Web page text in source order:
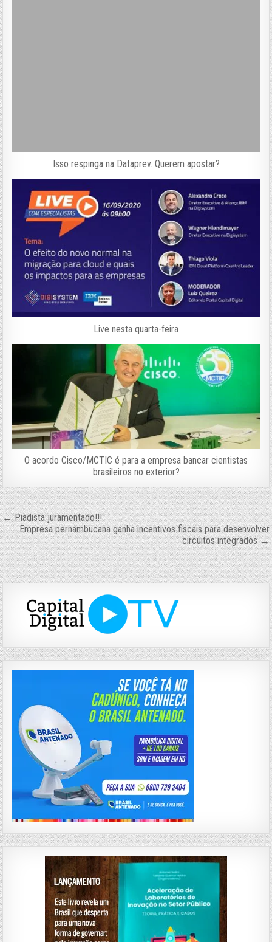
Isso respinga na Dataprev. Querem apostar?
Live nesta quarta-feira
O acordo Cisco/MCTIC é para a empresa bancar cientistas
brasileiros no exterior?
Navegação
de
Post
← Piadista juramentado!!!
Empresa pernambucana ganha incentivos fiscais para desenvolver
circuitos integrados →